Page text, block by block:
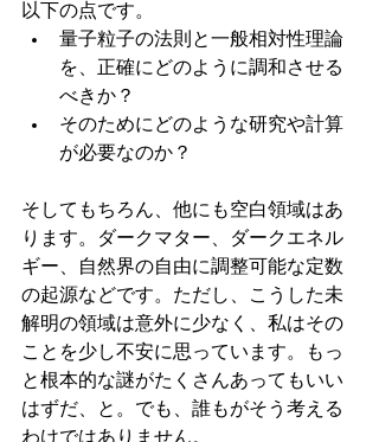
以下の点です。
量子粒子の法則と一般相対性理論
を、正確にどのように調和させる
べきか？
そのためにどのような研究や計算
が必要なのか？
そしてもちろん、他にも空白領域はあ
ります。ダークマター、ダークエネル
ギー、自然界の自由に調整可能な定数
の起源などです。ただし、こうした未
解明の領域は意外に少なく、私はその
ことを少し不安に思っています。もっ
と根本的な謎がたくさんあってもいい
はずだ、と。でも、誰もがそう考える